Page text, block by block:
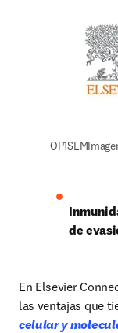
de
En Elsevier
las ventajas que
celular y